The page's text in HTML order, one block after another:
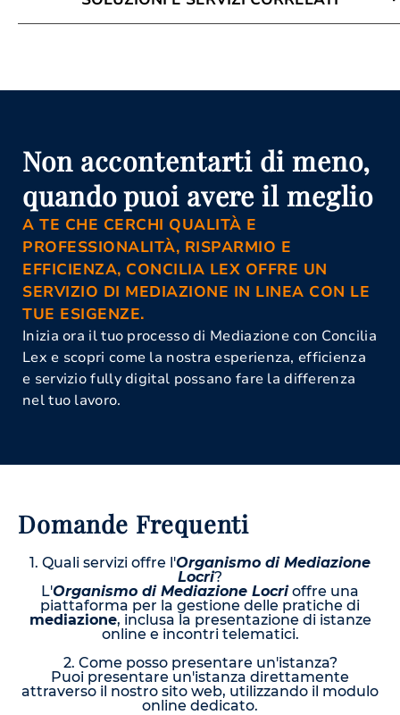
Corso Di Aggiornamento Per
Mediazione Civile E Commerciale
Locri
Mediazione Obbligatoria Locri
Non accontentarti di meno,
quando puoi avere il meglio
A TE CHE CERCHI QUALITÀ E
PROFESSIONALITÀ, RISPARMIO E
EFFICIENZA, CONCILIA LEX OFFRE UN
SERVIZIO DI MEDIAZIONE IN LINEA CON LE
TUE ESIGENZE.
Inizia ora il tuo processo di Mediazione con Concilia
Lex e scopri come la nostra esperienza, efficienza
e servizio fully digital possano fare la differenza
nel tuo lavoro.
Domande Frequenti
1. Quali servizi offre l'Organismo di Mediazione
Locri?
L'Organismo di Mediazione Locrioffre una
piattaforma per la gestione delle pratiche di
mediazione, inclusa la presentazione di istanze
online e incontri telematici.
2. Come posso presentare un'istanza?
Puoi presentare un'istanza direttamente
attraverso il nostro sito web, utilizzando il modulo
online dedicato.